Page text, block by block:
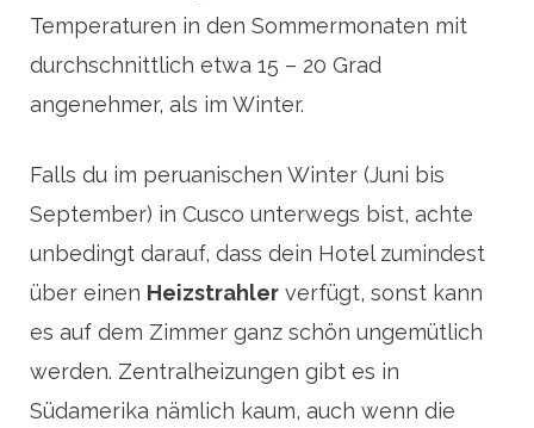
Temperaturen in den Sommermonaten mit
durchschnittlich etwa 15 – 20 Grad
angenehmer, als im Winter.
Falls du im peruanischen Winter (Juni bis
September) in Cusco unterwegs bist, achte
unbedingt darauf, dass dein Hotel zumindest
über einen Heizstrahler verfügt, sonst kann
es auf dem Zimmer ganz schön ungemütlich
werden. Zentralheizungen gibt es in
Südamerika nämlich kaum, auch wenn die